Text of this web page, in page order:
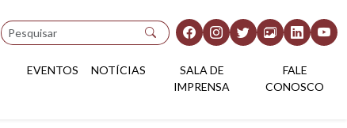
Pesquisar
EVENTOS NOTÍCIAS
SALA DE
IMPRENSA
FALE
CONOSCO